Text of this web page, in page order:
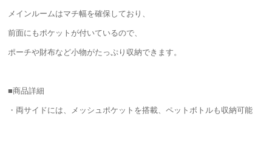
メインルームはマチ幅を確保しており、
前面にもポケットが付いているので、
ポーチや財布など小物がたっぷり収納できます。
■商品詳細
・両サイドには、メッシュポケットを搭載、ペットボトルも収納可能